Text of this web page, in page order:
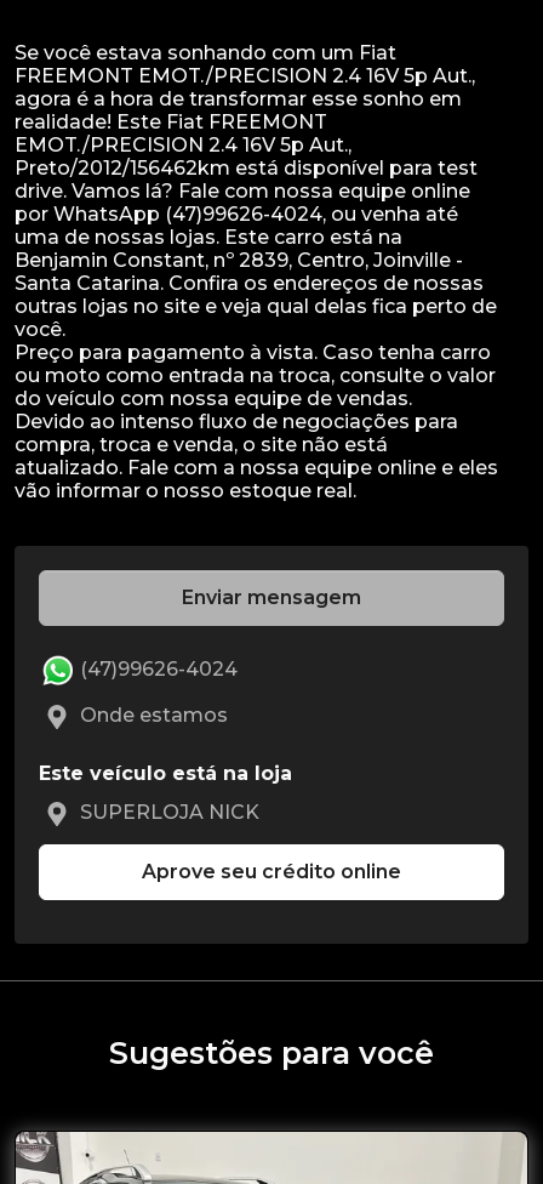
Se você estava sonhando com um Fiat
FREEMONT EMOT./PRECISION 2.4 16V 5p Aut.,
agora é a hora de transformar esse sonho em
realidade! Este Fiat FREEMONT
EMOT./PRECISION 2.4 16V 5p Aut.,
Preto/2012/156462km está disponível para test
drive. Vamos lá? Fale com nossa equipe online
por WhatsApp (47)99626-4024, ou venha até
uma de nossas lojas. Este carro está na
Benjamin Constant, nº 2839, Centro, Joinville -
Santa Catarina. Confira os endereços de nossas
outras lojas no site e veja qual delas fica perto de
você.
Preço para pagamento à vista. Caso tenha carro
ou moto como entrada na troca, consulte o valor
do veículo com nossa equipe de vendas.
Devido ao intenso fluxo de negociações para
compra, troca e venda, o site não está
atualizado. Fale com a nossa equipe online e eles
Enviar mensagem
(47)99626-4024
Onde estamos
Este veículo está na loja
SUPERLOJA NICK
Aprove seu crédito online
Sugestões para você